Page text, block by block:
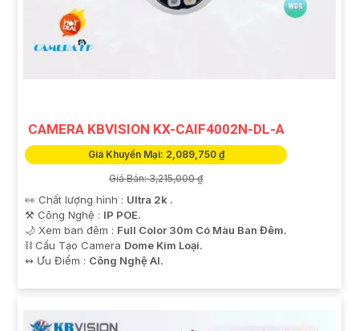
CAMERA KBVISION KX-CAIF4002N-DL-A
Giá Khuyến Mại: 2,089,750 ₫
Giá Bán: 3,215,000 ₫
👀 Chất lượng hình : Ultra 2k .
⚒ Công Nghệ : IP POE.
🌙 Xem ban đêm : Full Color 30m Có Màu Ban Đêm.
⛓ Cấu Tạo Camera Dome Kim Loại.
️↭ Ưu Điểm : Công Nghệ AI.